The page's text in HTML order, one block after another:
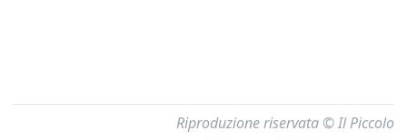
Riproduzione riservata © Il Piccolo